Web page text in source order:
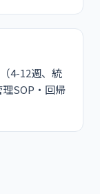
4-12週、統
SOP・回帰